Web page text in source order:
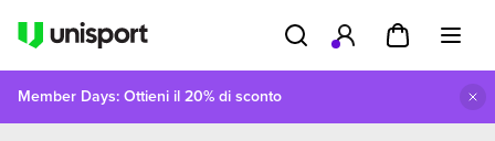
Member Days: Ottieni il 20% di sconto
Spedizione e Consegna